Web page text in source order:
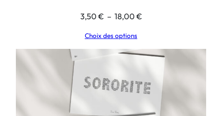
3,50 € – 18,00 €Plage
3,50 €
18,00 €
Choix des options